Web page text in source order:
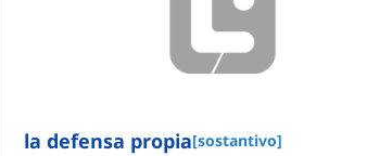
la defensa propia[sostantivo]